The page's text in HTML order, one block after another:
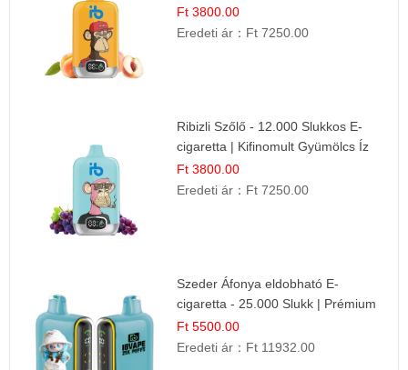
Friss Gyümölcs Íz
Ft 3800.00
Eredeti ár： Ft 7250.00
Ribizli Szőlő - 12.000 Slukkos E-
cigaretta | Kifinomult Gyümölcs Íz
Ft 3800.00
Eredeti ár： Ft 7250.00
Szeder Áfonya eldobható E-
cigaretta - 25.000 Slukk | Prémium
Gyümölcs Íz
Ft 5500.00
Eredeti ár： Ft 11932.00